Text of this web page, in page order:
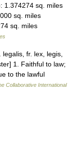
1.374274 sq. miles
sq. miles
sq. miles
fr. lex, legis,
1. Faithful to law;
to the lawful
Collaborative International